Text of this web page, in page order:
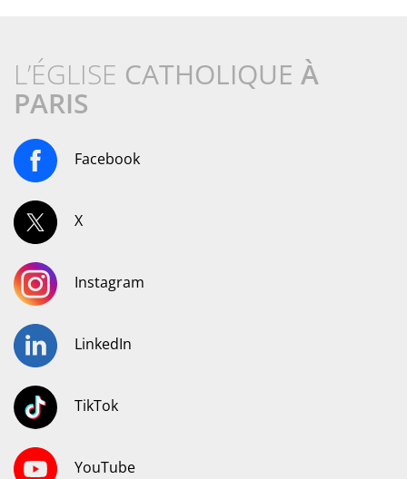
L’ÉGLISE CATHOLIQUE À
PARIS
Facebook
X
Instagram
LinkedIn
TikTok
YouTube